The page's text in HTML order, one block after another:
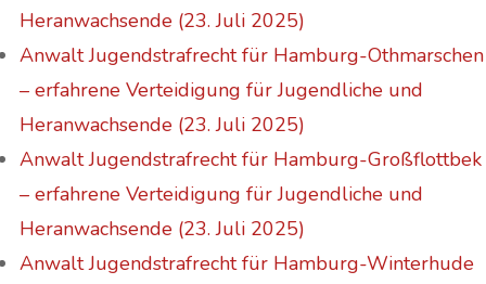
Heranwachsende (23. Juli 2025)
Anwalt Jugendstrafrecht für Hamburg-Othmarschen
– erfahrene Verteidigung für Jugendliche und
Heranwachsende (23. Juli 2025)
Anwalt Jugendstrafrecht für Hamburg-Großflottbek
– erfahrene Verteidigung für Jugendliche und
Heranwachsende (23. Juli 2025)
Anwalt Jugendstrafrecht für Hamburg-Winterhude